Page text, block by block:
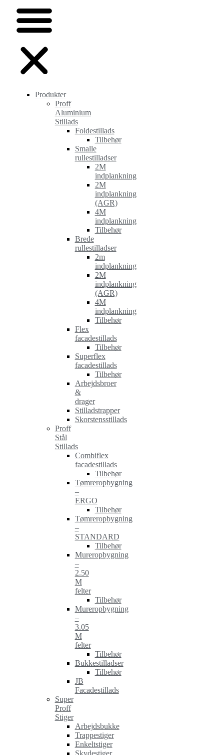
Produkter
Proff
Aluminium
Stillads
Foldestillads
Tilbehør
Smalle
rullestilladser
2M
indplankning
2M
indplankning
(AGR)
4M
indplankning
Tilbehør
Brede
rullestilladser
2m
indplankning
2M
indplankning
(AGR)
4M
indplankning
Tilbehør
Flex
facadestillads
Tilbehør
Superflex
facadestillads
Tilbehør
Arbejdsbroer
&
drager
Stilladstrapper
Skorstensstillads
Proff
Stål
Stillads
Combiflex
facadestillads
Tilbehør
Tømreropbygning
–
ERGO
Tilbehør
Tømreropbygning
–
STANDARD
Tilbehør
Mureropbygning
–
2.50
M
felter
Tilbehør
Mureropbygning
–
3.05
M
felter
Tilbehør
Bukkestilladser
Tilbehør
JB
Facadestillads
Super
Proff
Stiger
Arbejdsbukke
Trappestiger
Enkeltstiger